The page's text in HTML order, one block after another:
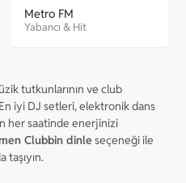
Metro FM
Yabancı & Hit
tutkunlarının ve club
iyi DJ setleri, elektronik dans
her saatinde enerjinizi
Clubbin dinle seçeneği ile
taşıyın.